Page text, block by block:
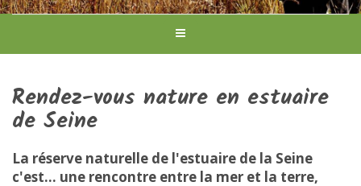
Rendez-vous nature en estuaire
de Seine
La réserve naturelle de l'estuaire de la Seine
c'est... une rencontre entre la mer et la terre,